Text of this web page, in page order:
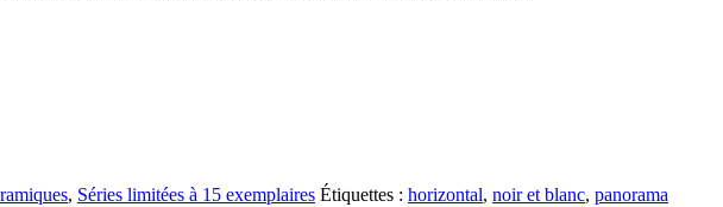
, Séries limitées à 15 exemplaires Étiquettes : horizontal, noir et blanc, panorama